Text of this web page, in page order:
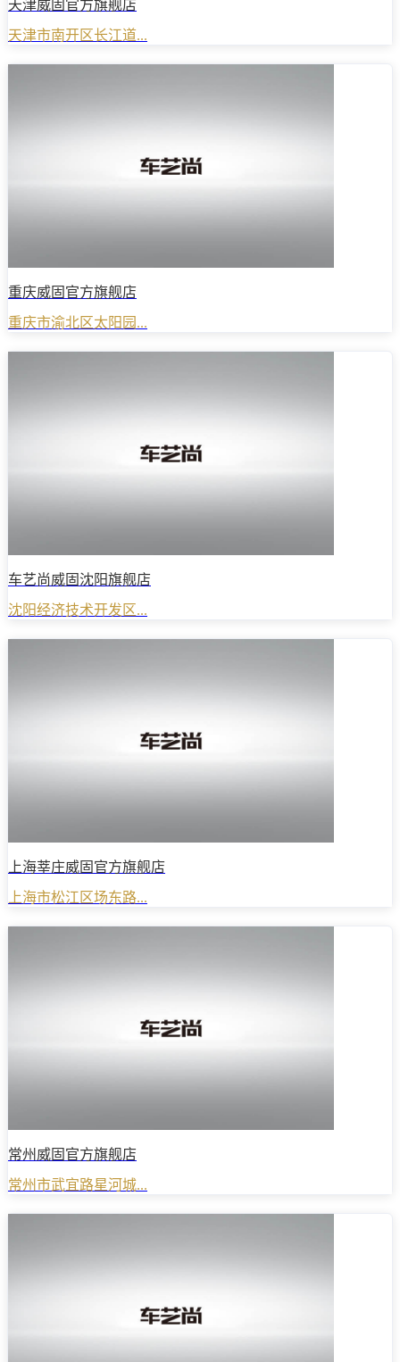
天津威固官方旗舰店
天津市南开区长江道...
重庆威固官方旗舰店
重庆市渝北区太阳园...
车艺尚威固沈阳旗舰店
沈阳经济技术开发区...
上海莘庄威固官方旗舰店
上海市松江区场东路...
常州威固官方旗舰店
常州市武宜路星河城...